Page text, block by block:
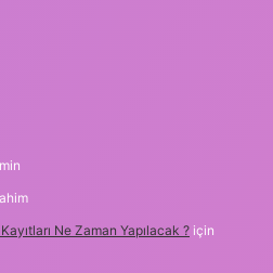
Ne Zaman Yapılacak ? için